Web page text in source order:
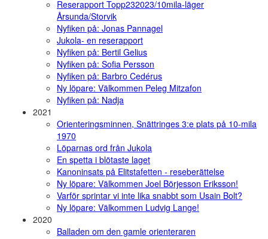
Reserapport Topp232023/10mila-läger
Årsunda/Storvik
Nyfiken på: Jonas Pannagel
Jukola- en reserapport
Nyfiken på: Bertil Gelius
Nyfiken på: Sofia Persson
Nyfiken på: Barbro Cedérus
Ny löpare: Välkommen Peleg Mitzafon
Nyfiken på: Nadja
2021
Orienteringsminnen, Snättringes 3:e plats på 10-mila
1970
Löparnas ord från Jukola
En spetta i blötaste laget
Kanoninsats på Elitstafetten - reseberättelse
Ny löpare: Välkommen Joel Börjesson Eriksson!
Varför sprintar vi inte lika snabbt som Usain Bolt?
Ny löpare: Välkommen Ludvig Lange!
2020
Balladen om den gamle orienteraren